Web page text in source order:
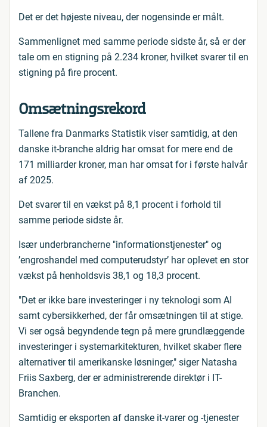
Det er det højeste niveau, der nogensinde er målt.
Sammenlignet med samme periode sidste år, så er der
tale om en stigning på 2.234 kroner, hvilket svarer til en
stigning på fire procent.
Omsætningsrekord
Tallene fra Danmarks Statistik viser samtidig, at den
danske it-branche aldrig har omsat for mere end de
171 milliarder kroner, man har omsat for i første halvår
af 2025.
Det svarer til en vækst på 8,1 procent i forhold til
samme periode sidste år.
Især underbrancherne "informationstjenester" og
’engroshandel med computerudstyr’ har oplevet en stor
vækst på henholdsvis 38,1 og 18,3 procent.
"Det er ikke bare investeringer i ny teknologi som AI
samt cybersikkerhed, der får omsætningen til at stige.
Vi ser også begyndende tegn på mere grundlæggende
investeringer i systemarkitekturen, hvilket skaber flere
alternativer til amerikanske løsninger," siger Natasha
Friis Saxberg, der er administrerende direktør i IT-
Branchen.
Samtidig er eksporten af danske it-varer og -tjenester